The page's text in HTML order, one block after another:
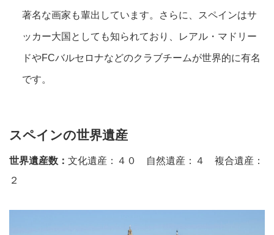
著名な画家も輩出しています。さらに、スペインはサ
ッカー大国としても知られており、レアル・マドリー
ドやFCバルセロナなどのクラブチームが世界的に有名
です。
スペインの世界遺産
世界遺産数： 文化遺産：４０ 自然遺産：４ 複合遺産：
２